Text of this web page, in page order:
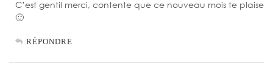
C’est gentil merci, contente que ce nouveau mois te plaise
🙂
RÉPONDRE